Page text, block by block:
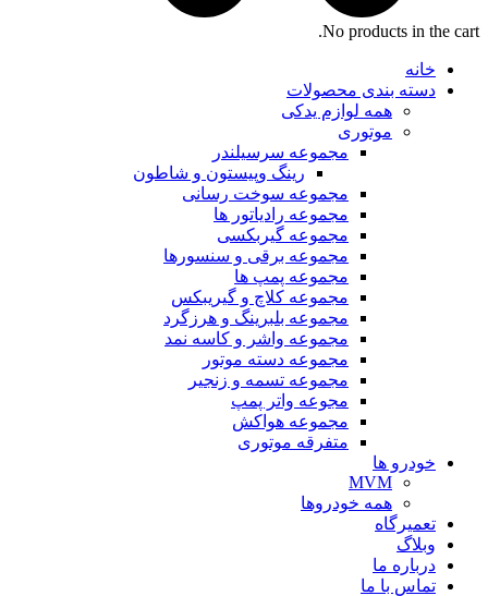
No products in the cart.
خانه
دسته بندی محصولات
همه لوازم یدکی
موتوری
مجموعه سرسیلندر
رینگ وپیستون و شاطون
مجموعه سوخت رسانی
مجموعه رادیاتور ها
مجموعه گیربکسی
مجموعه برقی و سنسورها
مجموعه پمپ ها
مجموعه کلاچ و گیریبکس
مجموعه بلبرینگ و هرزگرد
مجموعه واشر و کاسه نمد
مجموعه دسته موتور
مجموعه تسمه و زنجیر
مجوعه واتر پمپ
مجموعه هواکش
متفرقه موتوری
خودرو ها
MVM
همه خودروها
تعمیرگاه
وبلاگ
درباره ما
تماس با ما